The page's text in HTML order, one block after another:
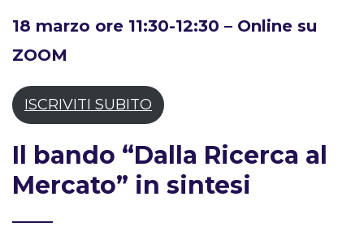
18 marzo ore 11:30-12:30 – Online su
ZOOM
ISCRIVITI SUBITO
Il bando “Dalla Ricerca al
Mercato” in sintesi